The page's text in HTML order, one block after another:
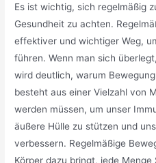
Es ist wichtig, sich regelmäßig
Gesundheit zu achten.
effektiver und wichtiger Weg,
führen. Wenn man sich
wird deutlich, warum
besteht aus einer Vielzahl von
werden müssen, um unser
äußere Hülle zu stützen und
verbessern. Regelmäßige
Körper dazu bringt, jede